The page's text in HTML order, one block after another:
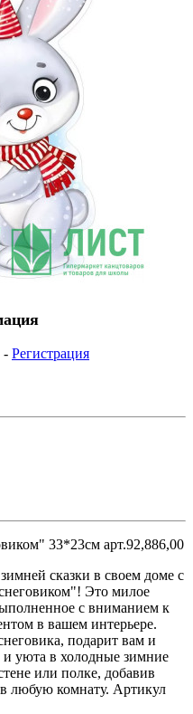
- Регистрация
33*23см арт.92,886,00
сказки в своем доме с
Это милое
с вниманием к
в вашем интерьере.
подарит вам и
уюта в холодные зимние
или полке, добавив
любую комнату. Артикул